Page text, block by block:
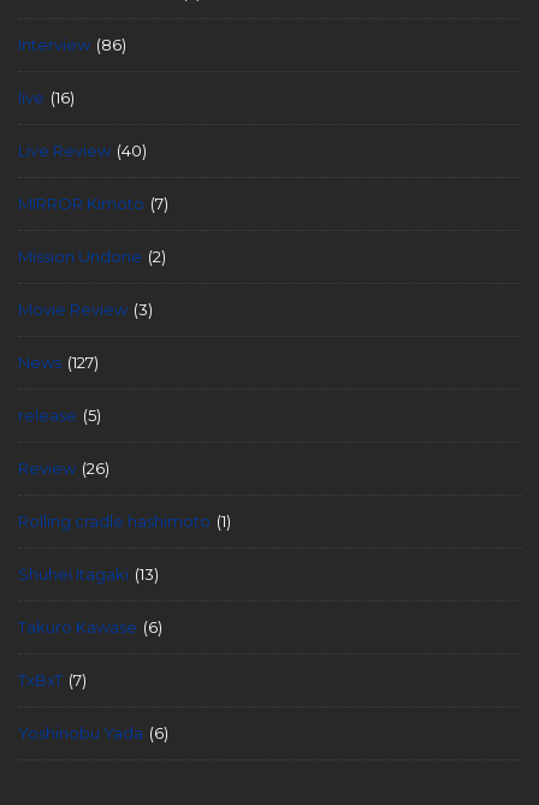
Interview (86)
live (16)
Live Review (40)
MIRROR Kimoto (7)
Mission Undone (2)
Movie Review (3)
News (127)
release (5)
Review (26)
Rolling cradle hashimoto (1)
Shuhei Itagaki (13)
Takuro Kawase (6)
TxBxT (7)
Yoshinobu Yada (6)